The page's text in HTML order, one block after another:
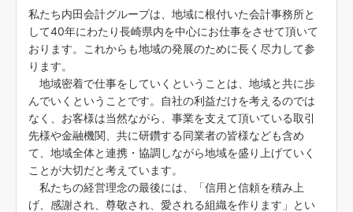
私たち内田会計グループは、地域に根付いた会計事務所と
して40年にわたり長崎県内を中心にお仕事をさせて頂いて
おります。これからも地域の発展のために長く尽力して参
ります。
地域密着で仕事をしていくということは、地域と共に歩
んでいくということです。自社の利益だけを考えるのでは
なく、お客様は当然ながら、事業を支えて頂いている取引
先様や金融機関、共に研鑽する同業者の皆様なども含め
て、地域全体と連携・協調しながら地域を盛り上げていく
ことが大切だと考えています。
私たちの経営理念の最後には、「信用と信頼を積み上
げ、感謝され、尊敬され、愛される組織を作ります」とい